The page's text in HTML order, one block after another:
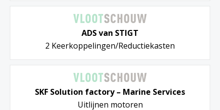
ADS van STIGT
2 Keerkoppelingen/Reductiekasten
SKF Solution factory – Marine Services
Uitlijnen motoren